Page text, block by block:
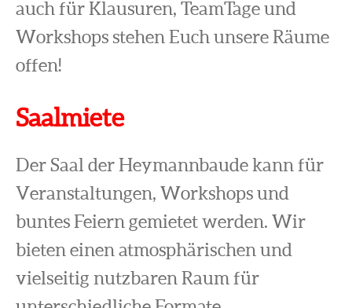
auch für Klausuren, TeamTage und
Workshops stehen Euch unsere Räume
offen!
Saalmiete
Der Saal der Heymannbaude kann für
Veranstaltungen, Workshops und
buntes Feiern gemietet werden. Wir
bieten einen atmosphärischen und
vielseitig nutzbaren Raum für